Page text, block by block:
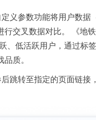
义参数功能将用户数据
交叉数据对比。 《地
、低活跃用户，通过标
质。
跳转至指定的页面链接